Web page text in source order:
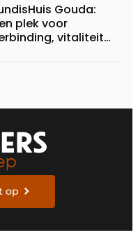
Gouda:
plek voor
vitaliteit
op